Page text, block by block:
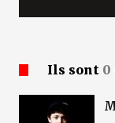
Ils sont 0